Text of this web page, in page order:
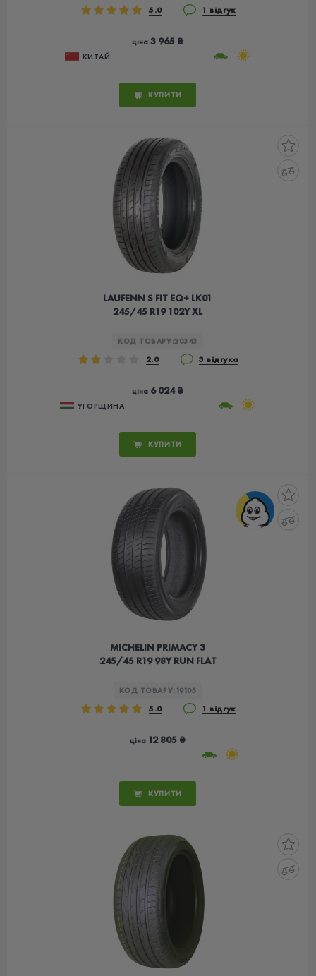
5.0 1 відгук
ціна 3 965 ₴
КИТАЙ
КУПИТИ
LAUFENN S FIT EQ+ LK01
245/45 R19 102Y XL
КОД ТОВАРУ:20343
2.0 3 відгука
ціна 6 024 ₴
УГОРЩИНА
КУПИТИ
MICHELIN PRIMACY 3
245/45 R19 98Y RUN FLAT
КОД ТОВАРУ: 19105
5.0 1 відгук
ціна 12 805 ₴
КУПИТИ